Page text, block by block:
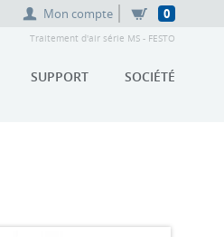
Mon compte 0
Traitement d'air série MS - FESTO
SUPPORT SOCIÉTÉ